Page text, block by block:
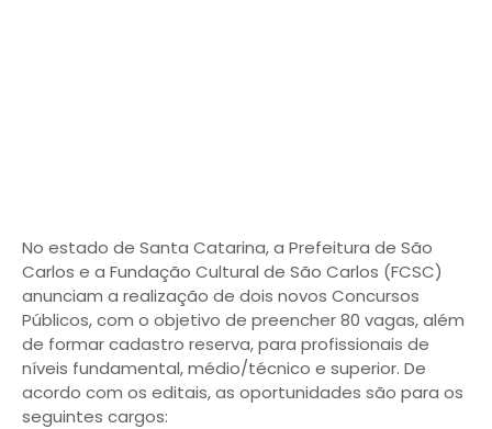
No estado de Santa Catarina, a Prefeitura de São
Carlos e a Fundação Cultural de São Carlos (FCSC)
anunciam a realização de dois novos Concursos
Públicos, com o objetivo de preencher 80 vagas, além
de formar cadastro reserva, para profissionais de
níveis fundamental, médio/técnico e superior. De
acordo com os editais, as oportunidades são para os
seguintes cargos: